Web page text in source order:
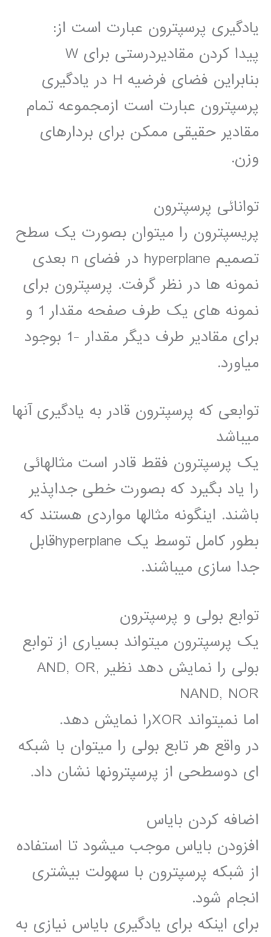
یادگیری پرسپترون عبارت است از:
پیدا کردن مقادیردرستی برای W
بنابراین فضای فرضیه H در یادگیری
پرسپترون عبارت است ازمجموعه تمام
مقادیر حقیقی ممکن برای بردارهای
وزن.
توانائی پرسپترون
پریسپترون را میتوان بصورت یک سطح
تصمیم hyperplane در فضای n بعدی
نمونه ها در نظر گرفت. پرسپترون برای
نمونه های یک طرف صفحه مقدار 1 و
برای مقادیر طرف دیگر مقدار -1 بوجود
میاورد.
توابعی که پرسپترون قادر به یادگیری آنها
میباشد
یک پرسپترون فقط قادر است مثالهائی
را یاد بگیرد که بصورت خطی جداپذیر
باشند. اینگونه مثالها مواردی هستند که
بطور کامل توسط یک hyperplaneقابل
جدا سازی میباشند.
توابع بولی و پرسپترون
یک پرسپترون میتواند بسیاری از توابع
بولی را نمایش دهد نظیر AND, OR,
NAND, NOR
اما نمیتواند XORرا نمایش دهد.
در واقع هر تابع بولی را میتوان با شبکه
ای دوسطحی از پرسپترونها نشان داد.
اضافه کردن بایاس
افزودن بایاس موجب میشود تا استفاده
از شبکه پرسپترون با سهولت بیشتری
انجام شود.
برای اینکه برای یادگیری بایاس نیازی به